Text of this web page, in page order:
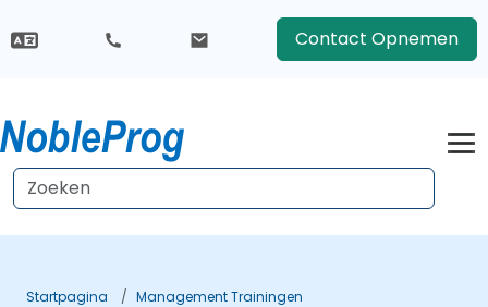
Contact Opnemen
Startpagina
Management Trainingen